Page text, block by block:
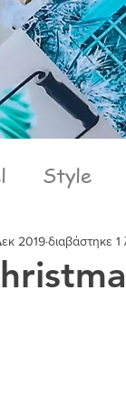
Style
2019διαβάστηκε 1